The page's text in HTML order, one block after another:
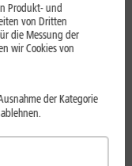
Produkt- und
von Dritten
die Messung der
wir Cookies von
der Kategorie